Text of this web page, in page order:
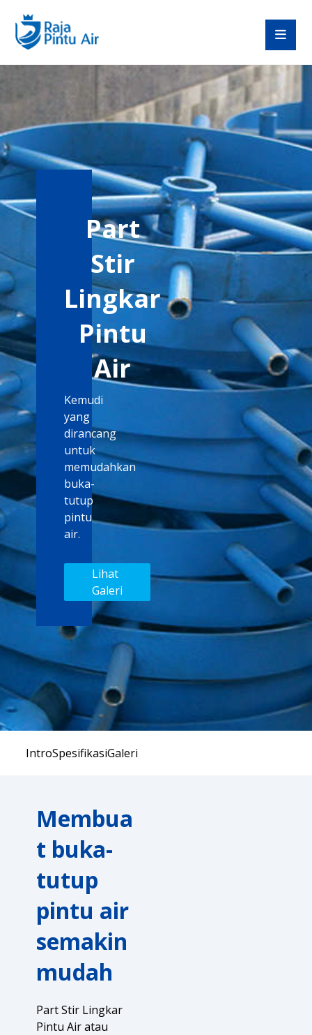
Part
Stir
Lingkar
Pintu
Air
Kemudi
yang
dirancang
untuk
memudahkan
buka-
tutup
pintu
air.
Lihat
Galeri
IntroSpesifikasiGaleri
Membua
t buka-
tutup
pintu air
semakin
mudah
Part Stir Lingkar
Pintu Air atau